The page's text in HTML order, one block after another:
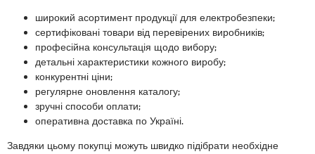
широкий асортимент продукції для електробезпеки;
сертифіковані товари від перевірених виробників;
професійна консультація щодо вибору;
детальні характеристики кожного виробу;
конкурентні ціни;
регулярне оновлення каталогу;
зручні способи оплати;
оперативна доставка по Україні.
Завдяки цьому покупці можуть швидко підібрати необхідне